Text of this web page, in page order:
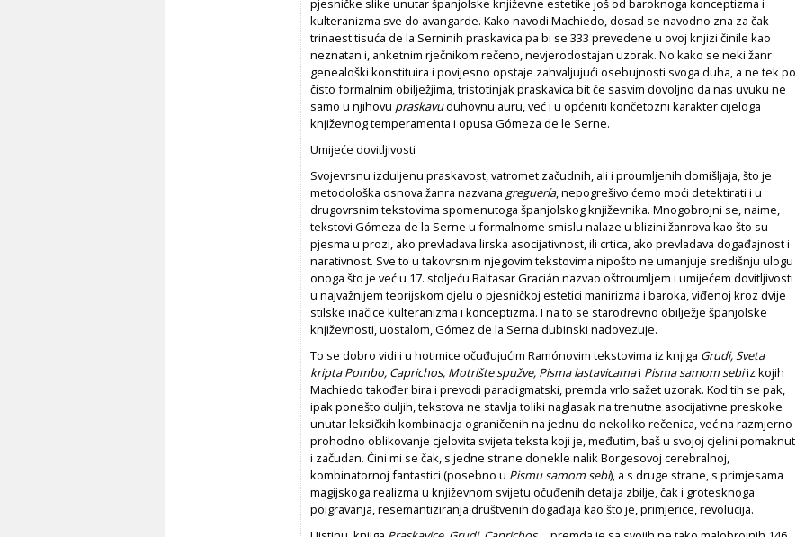
pjesničke slike unutar španjolske književne estetike još od baroknoga konceptizma i
kulteranizma sve do avangarde. Kako navodi Machiedo, dosad se navodno zna za čak
trinaest tisuća de la Serninih praskavica pa bi se 333 prevedene u ovoj knjizi činile kao
neznatan i, anketnim rječnikom rečeno, nevjerodostajan uzorak. No kako se neki žanr
genealoški konstituira i povijesno opstaje zahvaljujući osebujnosti svoga duha, a ne tek po
čisto formalnim obilježjima, tristotinjak praskavica bit će sasvim dovoljno da nas uvuku ne
samo u njihovu praskavuduhovnu auru, već i u općeniti končetozni karakter cijeloga
književnog temperamenta i opusa Gómeza de le Serne.
Umijeće dovitljivosti
Svojevrsnu izduljenu praskavost, vatromet začudnih, ali i proumljenih domišljaja, što je
metodološka osnova žanra nazvana greguería, nepogrešivo ćemo moći detektirati i u
drugovrsnim tekstovima spomenutoga španjolskog književnika. Mnogobrojni se, naime,
tekstovi Gómeza de la Serne u formalnome smislu nalaze u blizini žanrova kao što su
pjesma u prozi, ako prevladava lirska asocijativnost, ili crtica, ako prevladava događajnost i
narativnost. Sve to u takovrsnim njegovim tekstovima nipošto ne umanjuje središnju ulogu
onoga što je već u 17. stoljeću Baltasar Gracián nazvao oštroumljem i umijećem dovitljivosti
u najvažnijem teorijskom djelu o pjesničkoj estetici manirizma i baroka, viđenoj kroz dvije
stilske inačice kulteranizma i konceptizma. I na to se starodrevno obilježje španjolske
književnosti, uostalom, Gómez de la Serna dubinski nadovezuje.
To se dobro vidi i u hotimice očuđujućim Ramónovim tekstovima iz knjiga Grudi, Sveta
kripta Pombo, Caprichos, Motrište spužve, Pisma lastavicamai Pisma samom sebiiz kojih
Machiedo također bira i prevodi paradigmatski, premda vrlo sažet uzorak. Kod tih se pak,
ipak ponešto duljih, tekstova ne stavlja toliki naglasak na trenutne asocijativne preskoke
unutar leksičkih kombinacija ograničenih na jednu do nekoliko rečenica, već na razmjerno
prohodno oblikovanje cjelovita svijeta teksta koji je, međutim, baš u svojoj cjelini pomaknut
i začudan. Čini mi se čak, s jedne strane donekle nalik Borgesovoj cerebralnoj,
kombinatornoj fantastici (posebno u Pismu samom sebi), a s druge strane, s primjesama
magijskoga realizma u književnom svijetu očuđenih detalja zbilje, čak i grotesknoga
poigravanja, resemantiziranja društvenih događaja kao što je, primjerice, revolucija.